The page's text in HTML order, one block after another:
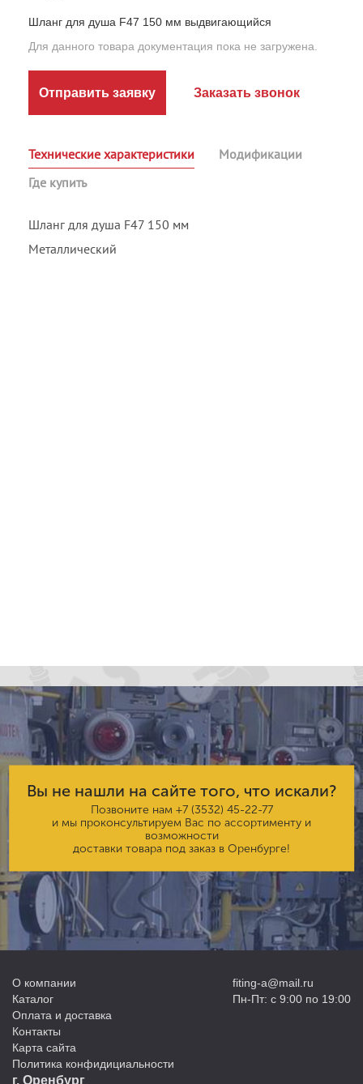
Шланг для душа F47 150 мм выдвигающийся
Для данного товара документация пока не загружена.
Отправить заявку Заказать звонок
Технические характеристики
Модификации
Где купить
Шланг для душа F47 150 мм
Металлический
Вы не нашли на сайте того, что искали?
Позвоните нам +7 (3532) 45-22-77
и мы проконсультируем Вас по ассортименту и
возможности
доставки товара под заказ в Оренбурге!
О компании
Каталог
Оплата и доставка
Контакты
Карта сайта
Политика конфидициальности
fiting-a@mail.ru
Пн-Пт: с 9:00 по 19:00
г. Оренбург